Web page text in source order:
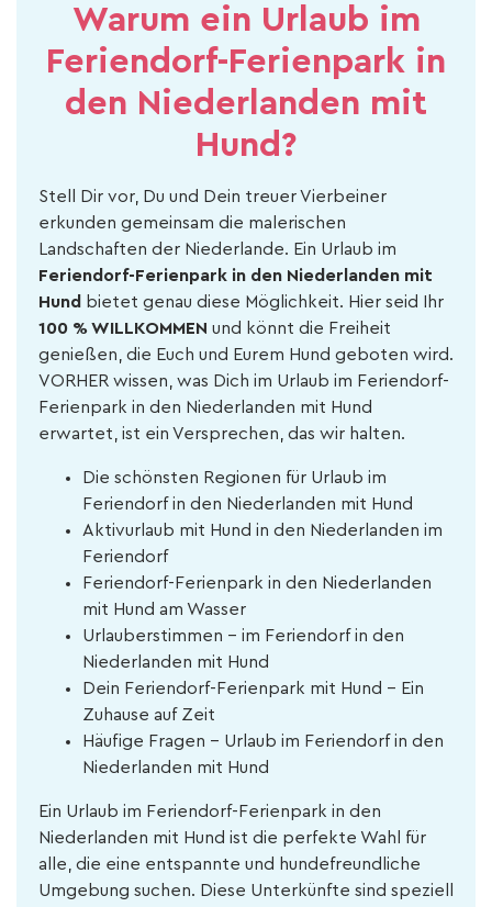
Warum ein Urlaub im
Feriendorf-Ferienpark in
den Niederlanden mit
Hund?
Stell Dir vor, Du und Dein treuer Vierbeiner
erkunden gemeinsam die malerischen
Landschaften der Niederlande. Ein Urlaub im
Feriendorf-Ferienpark in den Niederlanden mit
Hund
bietet genau diese Möglichkeit. Hier seid Ihr
100 % WILLKOMMEN und könnt die Freiheit
genießen, die Euch und Eurem Hund geboten wird.
VORHER wissen, was Dich im Urlaub im Feriendorf-
Ferienpark in den Niederlanden mit Hund
erwartet, ist ein Versprechen, das wir halten.
Die schönsten Regionen für Urlaub im
Feriendorf in den Niederlanden mit Hund
Aktivurlaub mit Hund in den Niederlanden im
Feriendorf
Feriendorf-Ferienpark in den Niederlanden
mit Hund am Wasser
Urlauberstimmen - im Feriendorf in den
Niederlanden mit Hund
Dein Feriendorf-Ferienpark mit Hund – Ein
Zuhause auf Zeit
Häufige Fragen - Urlaub im Feriendorf in den
Niederlanden mit Hund
Ein Urlaub im Feriendorf-Ferienpark in den
Niederlanden mit Hund ist die perfekte Wahl für
alle, die eine entspannte und hundefreundliche
Umgebung suchen. Diese Unterkünfte sind speziell